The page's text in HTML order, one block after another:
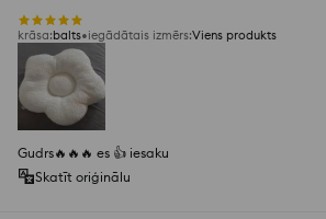
krāsa:balts iegādātais izmērs:Viens produkts
Gudrs🔥🔥🔥 es 👍️ iesaku
Skatīt oriģinālu